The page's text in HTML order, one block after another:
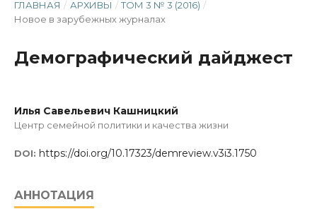
ГЛАВНАЯ / АРХИВЫ / ТОМ 3 № 3 (2016) /
Новое в зарубежных журналах
Демографический дайджест
Илья Савельевич Кашницкий
Центр семейной политики и качества жизни
DOI: https://doi.org/10.17323/demreview.v3i3.1750
АННОТАЦИЯ